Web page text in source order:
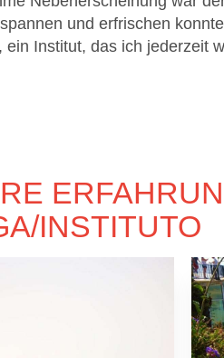
und erfrischen
ein Institut, das ich jederzeit
INSTITUTO